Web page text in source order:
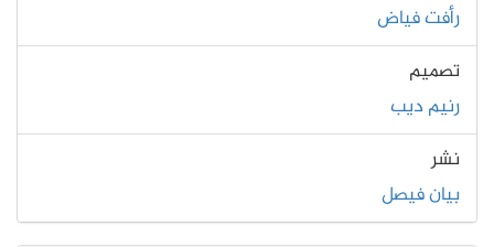
رأفت فياض
تصميم
رنيم ديب
نشر
بيان فيصل